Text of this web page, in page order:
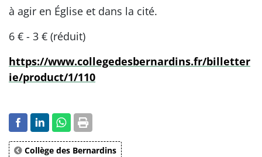
à agir en Église et dans la cité.
6 € - 3 € (réduit)
https://www.collegedesbernardins.fr/billetter
ie/product/1/110
Collège des Bernardins